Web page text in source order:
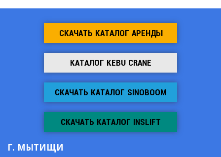
СКАЧАТЬ КАТАЛОГ АРЕНДЫ
КАТАЛОГ KEBU CRANE
СКАЧАТЬ КАТАЛОГ SINOBOOM
СКАЧАТЬ КАТАЛОГ INSLIFT
Г. МЫТИЩИ